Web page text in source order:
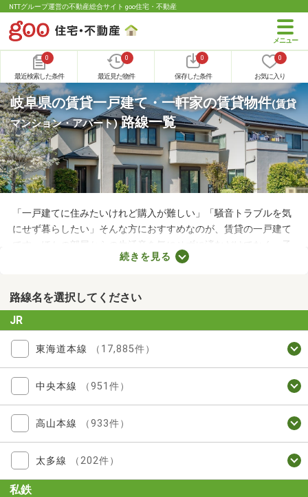
NTTグループ運営の不動産総合サイト goo住宅・不動産
0
最近検索した条件
0
最近見た物件
0
保存した条件
0
お気に入り
岐阜県の賃貸一戸建て・一軒家の賃貸物件(賃貸
マンション・アパート)路線一覧
「一戸建てに住みたいけれど購入が難しい」「騒音トラブルを気
にせず暮らしたい」そんな方におすすめなのが、賃貸の一戸建て
です。ほかの部屋からの生活音を気にせずに済むだけでなく、子
どもの足音に気を遣わずに済む点も戸建ての魅力。生活音のトラ
します。
続きを見る
路線名を選択してください
JR
東海道本線 （17,885件）
中央本線 （951件）
高山本線 （933件）
太多線 （202件）
私鉄